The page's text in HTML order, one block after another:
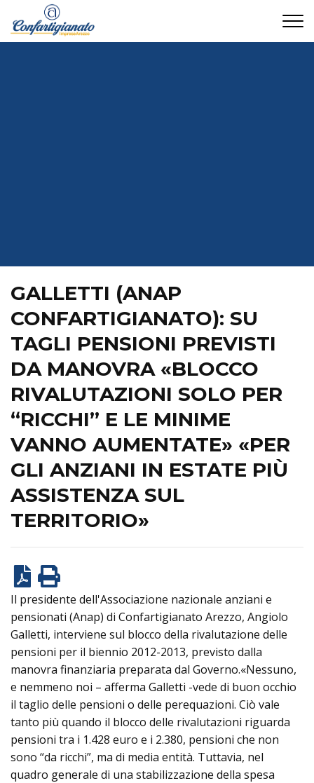
GALLETTI (ANAP
CONFARTIGIANATO): SU
TAGLI PENSIONI PREVISTI
DA MANOVRA «BLOCCO
RIVALUTAZIONI SOLO PER
“RICCHI” E LE MINIME
VANNO AUMENTATE» «PER
GLI ANZIANI IN ESTATE PIÙ
ASSISTENZA SUL
TERRITORIO»
Il presidente dell'Associazione nazionale anziani e
pensionati (Anap) di Confartigianato Arezzo, Angiolo
Galletti, interviene sul blocco della rivalutazione delle
pensioni per il biennio 2012-2013, previsto dalla
manovra finanziaria preparata dal Governo.«Nessuno,
e nemmeno noi – afferma Galletti -vede di buon occhio
il taglio delle pensioni o delle perequazioni. Ciò vale
tanto più quando il blocco delle rivalutazioni riguarda
pensioni tra i 1.428 euro e i 2.380, pensioni che non
sono “da ricchi”, ma di media entità. Tuttavia, nel
quadro generale di una stabilizzazione della spesa